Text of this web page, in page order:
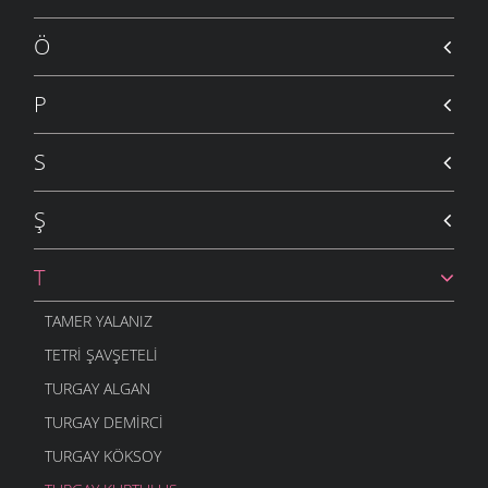
Ö
P
S
Ş
T
TAMER YALANIZ
TETRI ŞAVŞETELI
TURGAY ALGAN
TURGAY DEMIRCI
TURGAY KÖKSOY